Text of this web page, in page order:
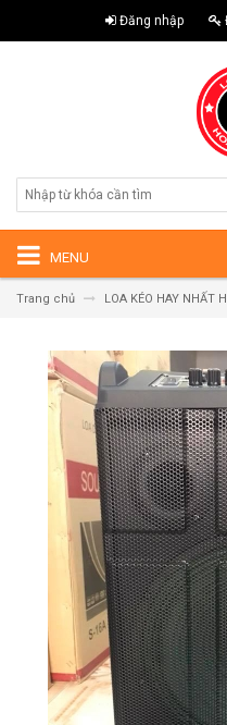
Đăng nhập
MENU
Trang chủ LOA KÉO HAY NHẤT